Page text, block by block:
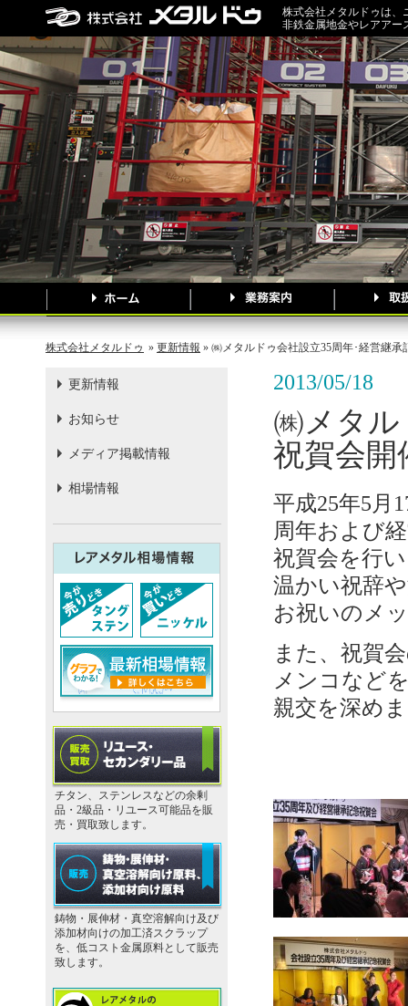
株式会社メタルドゥは、
非鉄金属地金やレアアー
株式会社メタルドゥ » 更新情報 » ㈱メタルドゥ会社設立35周年･経営継承
更新情報
お知らせ
メディア掲載情報
相場情報
チタン、ステンレスなどの余剰
品・2級品・リユース可能品を販
売・買取致します。
鋳物・展伸材・真空溶解向け及び
添加材向けの加工済スクラップ
を、低コスト金属原料として販売
致します。
2013/05/18
㈱メタル
祝賀会開
平成25年5月
周年および
祝賀会を行
温かい祝辞
お祝いのメ
また、祝賀
メンコなど
親交を深め